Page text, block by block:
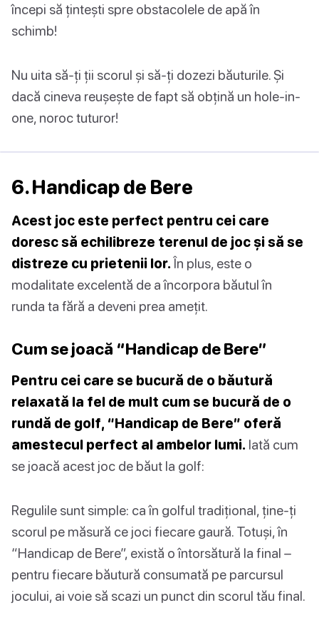
începi să țintești spre obstacolele de apă în
schimb!
Nu uita să-ți ții scorul și să-ți dozezi băuturile. Și
dacă cineva reușește de fapt să obțină un hole-in-
one, noroc tuturor!
6. Handicap de Bere
Acest joc este perfect pentru cei care
doresc să echilibreze terenul de joc și să se
distreze cu prietenii lor.În plus, este o
modalitate excelentă de a încorpora băutul în
runda ta fără a deveni prea amețit.
Cum se joacă “Handicap de Bere”
Pentru cei care se bucură de o băutură
relaxată la fel de mult cum se bucură de o
rundă de golf, “Handicap de Bere” oferă
amestecul perfect al ambelor lumi. Iată cum
se joacă acest joc de băut la golf:
Regulile sunt simple: ca în golful tradițional, ține-ți
scorul pe măsură ce joci fiecare gaură. Totuși, în
“Handicap de Bere”, există o întorsătură la final –
pentru fiecare băutură consumată pe parcursul
jocului, ai voie să scazi un punct din scorul tău final.